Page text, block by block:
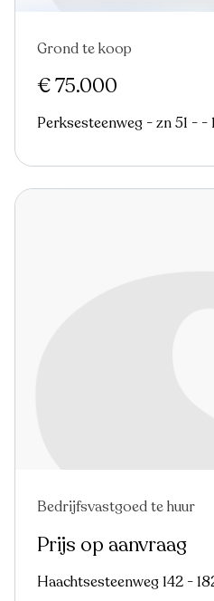
In optie
Grond te koop
€ 75.000
Perksesteenweg - zn 51 -
Bedrijfsvastgoed te huur
Prijs op aanvraag
Haachtsesteenweg 142 -